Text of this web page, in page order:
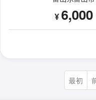
¥6,000
最初